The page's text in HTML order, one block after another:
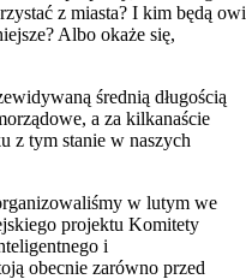
z miasta? I kim będą owi
Albo okaże się,
średnią długością
a za kilkanaście
z tym stanie w naszych
w lutym we
projektu Komitety
i
obecnie zarówno przed